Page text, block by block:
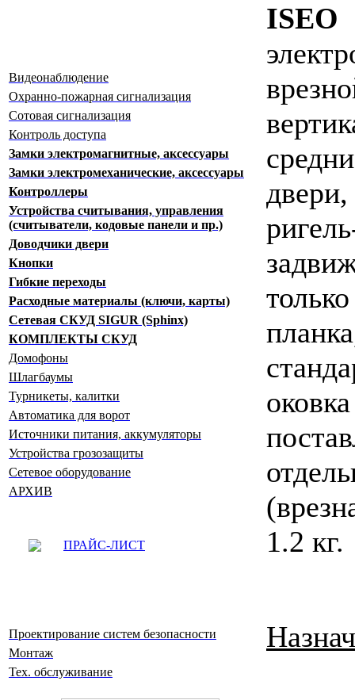
Видеонаблюдение
Охранно-пожарная сигнализация
Сотовая сигнализация
Контроль доступа
Замки электромагнитные, аксессуары
Замки электромеханические, аксессуары
Контроллеры
Устройства считывания, управления
(считыватели, кодовые панели и пр.)
Доводчики двери
Кнопки
Гибкие переходы
Расходные материалы (ключи, карты)
Сетевая СКУД SIGUR (Sphinx)
КОМПЛЕКТЫ СКУД
Домофоны
Шлагбаумы
Турникеты, калитки
Автоматика для ворот
Источники питания, аккумуляторы
Устройства грозозащиты
Сетевое оборудование
АРХИВ
ПРАЙС-ЛИСТ
Проектирование систем безопасности
Монтаж
Тех. обслуживание
ISEO
1.2 кг.